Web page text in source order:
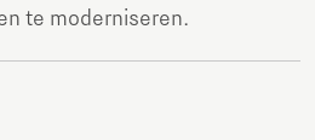
te moderniseren.